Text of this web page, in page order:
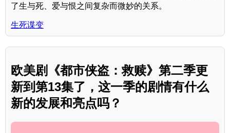
了生与死、爱与恨之间复杂而微妙的关系。
生死谍变
欧美剧《都市侠盗：救赎》第二季更
新到第13集了，这一季的剧情有什么
新的发展和亮点吗？